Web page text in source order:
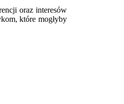
oraz interesów
które mogłyby